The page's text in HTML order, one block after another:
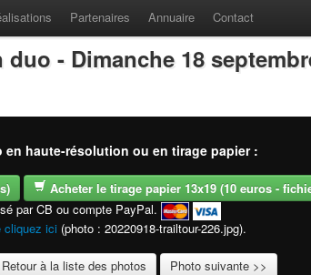
Partenaires Annuaire Contact
- Dimanche 18
en haute-résolution ou en tirage papier :
Acheter le tirage papier 13x19 (10 euros -
par CB ou compte PayPal.
cliquez ici (photo : 20220918-trailtour-226.jpg).
Retour à la liste des photos Photo suivante >>